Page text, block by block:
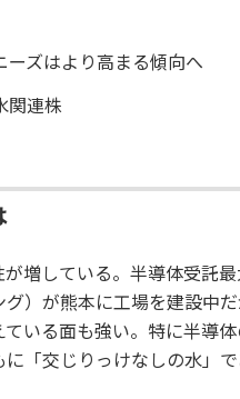
ズはより高まる傾向へ
関連株
増している。半導体受託
）が熊本に工場を建設中
いる面も強い。特に半導
「交じりっけなしの水」